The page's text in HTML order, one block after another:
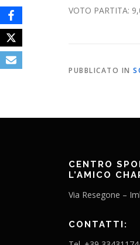
VOTO PARTITA:
PUBBLICATO IN
CENTRO
L’AMICO
Via Resegone –
CONTATTI: